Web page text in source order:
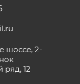
шоссе, 2-
12